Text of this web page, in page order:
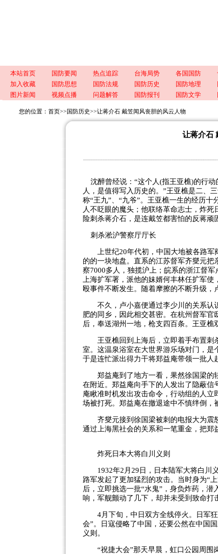
本站首页 国防要闻 热点追踪 台海局势 各国国防
加入收藏
国防思想 国防法规 国防历史 国防地理
图片新闻
视频点播 问题解答 国防报刊 国防文学
您的位置： 首页>> 国防历史>>让蒋介石 戴笠闻风丧胆的风云人物
让蒋介石
沈醉曾经说：“这个人(指王亚樵)的行动
人，是值得写入历史的。”王亚樵是二、
称“王九”、“九爷”。王亚樵一生的经历
人不眨眼的魔头；他联络革命志士，炸
险刺杀蒋介石，是连戴笠都害怕的反蒋
刺杀淞沪警察厅厅长
上世纪20年代初，中国大地被各路军
的的一块地盘。直系的江苏督军齐燮元
察7000多人，独揽沪上；皖系的浙江督
上海扩军署，派他的妹婿何丰林任扩军
殴事件不断发生。随着摩擦的不断升级
不久，卢小嘉便通过李少川的关系认
肥的同乡，因此相交甚密。在杭州督军
后，奉送湖州一地，枪支四百条。王亚
王亚樵回到上海后，立即着手布置刺
室。这温泉浴室在大世界游乐场对门，
于是连忙派出得力干将郑益庵带领一批人
郑益庵到了地方一看，果然徐国梁的
在附近。郑益庵向手下的人发出了隐蔽
庵瞅准时机发出攻击命令，行动组的人
场被打死。郑益庵在撤退途中不慎绊倒，
齐燮元接到徐国梁被刺的电报大为震
通过上海黑社会的关系和一笔重金，把
炸死日本大将白川义则
1932年2月29日，日本陆军大将白川义
路军发起了更加猛烈的攻击。当时身为“
后，立即挑选一批“水鬼”，身负炸药，
响，军舰颤动了几下，却并未受到致命
4月下旬，中日双方全线停火。日军狂
会”。日寇侵略了中国，还要公然在中国
义则。
“祝捷大会”那天早晨，虹口公园周围